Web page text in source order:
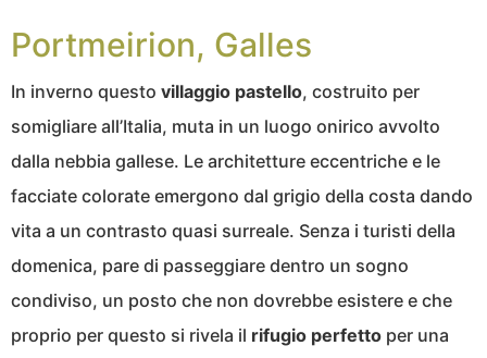
Portmeirion, Galles
In inverno questo villaggio pastello, costruito per
somigliare all’Italia, muta in un luogo onirico avvolto
dalla nebbia gallese. Le architetture eccentriche e le
facciate colorate emergono dal grigio della costa dando
vita a un contrasto quasi surreale. Senza i turisti della
domenica, pare di passeggiare dentro un sogno
condiviso, un posto che non dovrebbe esistere e che
proprio per questo si rivela il rifugio perfetto per una